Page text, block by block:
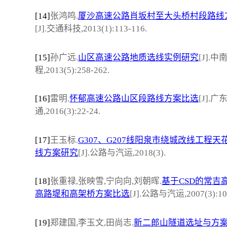
[14] 张鸿鸣.厦沙高速公路肖坂村至大头桥村段路线
[J].交通科技,2013(1):113-116.
[15]孙广远.山区高速公路地质选线实例研究[J].中
程,2013(5):258-262.
[16] 雷明.怀郁高速公路山区段路线方案比选[J].广
通,2016(3):22-24.
[17]王玉标.G307、G207线阳泉市绕城改线工程天
线方案研究[J].公路与汽运,2018(3).
[18] 张重禄,张映雪,宁向向,刘朝晖.基于CSD的常吉
高路堤和高架桥方案比选[J].公路与汽运
[19]郑建国,李玉文,田尚志.新二郎山隧道选址与方